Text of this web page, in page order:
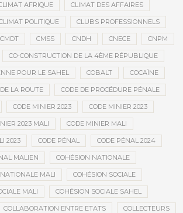
AFRIQUE CLIMAT DES AFFAIRES
POLITIQUE CLUBS PROFESSIONNELS
CMDT CMSS CNDH CNECE CNPM
CO-CONSTRUCTION DE LA 4ÈME RÉPUBLIQUE
POUR LE SAHEL COBALT COCAÏNE
LA ROUTE CODE DE PROCÉDURE PÉNALE
CODE MINIER 2023 CODE MINIER 2023
2023 MALI CODE MINIER MALI
2023 CODE PÉNAL CODE PÉNAL 2024
MALIEN COHÉSION NATIONALE
MALI COHÉSION SOCIALE
MALI COHÉSION SOCIALE SAHEL
COLLABORATION ENTRE ETATS COLLECTEURS